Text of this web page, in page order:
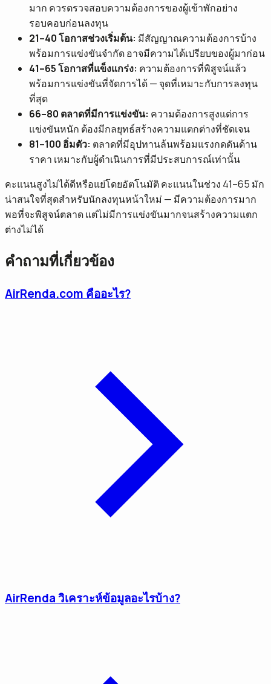
มาก ควรตรวจสอบความต้องการของผู้เข้าพักอย่าง
รอบคอบก่อนลงทุน
21–40 โอกาสช่วงเริ่มต้น: มีสัญญาณความต้องการบ้าง
พร้อมการแข่งขันจำกัด อาจมีความได้เปรียบของผู้มาก่อน
41–65 โอกาสที่แข็งแกร่ง: ความต้องการที่พิสูจน์แล้ว
พร้อมการแข่งขันที่จัดการได้ — จุดที่เหมาะกับการลงทุน
ที่สุด
66–80 ตลาดที่มีการแข่งขัน: ความต้องการสูงแต่การ
แข่งขันหนัก ต้องมีกลยุทธ์สร้างความแตกต่างที่ชัดเจน
81–100 อิ่มตัว: ตลาดที่มีอุปทานล้นพร้อมแรงกดดันด้าน
ราคา เหมาะกับผู้ดำเนินการที่มีประสบการณ์เท่านั้น
คะแนนสูงไม่ได้ดีหรือแย่โดยอัตโนมัติ คะแนนในช่วง 41–65 มัก
น่าสนใจที่สุดสำหรับนักลงทุนหน้าใหม่ — มีความต้องการมาก
พอที่จะพิสูจน์ตลาด แต่ไม่มีการแข่งขันมากจนสร้างความแตก
ต่างไม่ได้
คำถามที่เกี่ยวข้อง
AirRenda.com คืออะไร?
AirRenda วิเคราะห์ข้อมูลอะไรบ้าง?